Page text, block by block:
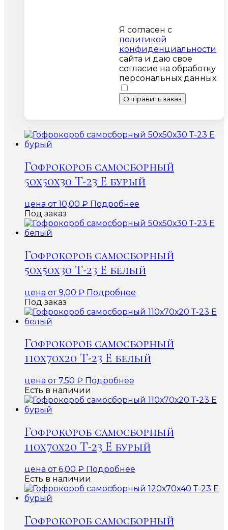
Я согласен с
политикой
конфиденциальности
сайта и даю свое
согласие на обработку
персональных данных
Отправить заказ
Гофрокороб самосборный
50х50х30 Т-23 Е бурый
цена от10,00 ₽ Подробнее
Под заказ
Гофрокороб самосборный
50х50х30 Т-23 Е белый
цена от9,00 ₽ Подробнее
Под заказ
Гофрокороб самосборный
110х70х20 Т-23 Е белый
цена от7,50 ₽ Подробнее
Есть в наличии
Гофрокороб самосборный
110х70х20 Т-23 Е бурый
цена от6,00 ₽ Подробнее
Есть в наличии
Гофрокороб самосборный